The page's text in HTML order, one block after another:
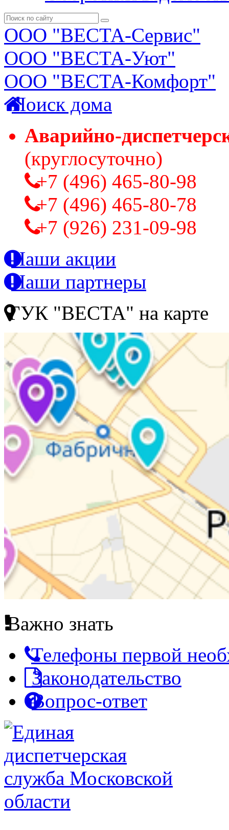
ООО "ВЕСТА-Сервис"
ООО "ВЕСТА-Уют"
ООО "ВЕСТА-Комфорт"
Поиск дома
Аварийно-
(круглосуточно)
+7 (496) 465-80-98
+7 (496) 465-80-78
+7 (926) 231-09-98
Наши акции
Наши партнеры
ГУК "ВЕСТА" на карте
Важно знать
Телефоны первой
Законодательство
Вопрос-ответ